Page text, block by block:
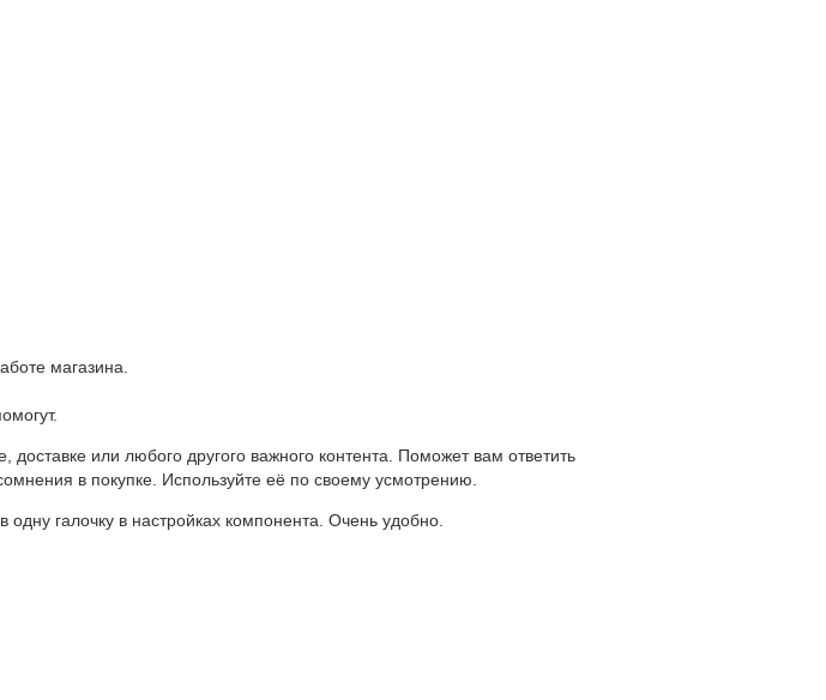
магазина.
или любого другого важного контента. Поможет вам ответить
в покупке. Используйте её по своему усмотрению.
галочку в настройках компонента. Очень удобно.